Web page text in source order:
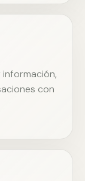
con